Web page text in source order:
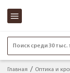
Поиск среди 30
Главная Оптика и